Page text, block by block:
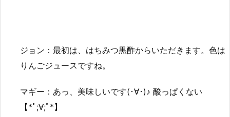
ジョン：最初は、はちみつ黒酢からいただきます。色は
りんごジュースですね。
マギー：あっ、美味しいです(･∀･)♪ 酸っぱくない
【*ﾟ;∀;ﾟ*】